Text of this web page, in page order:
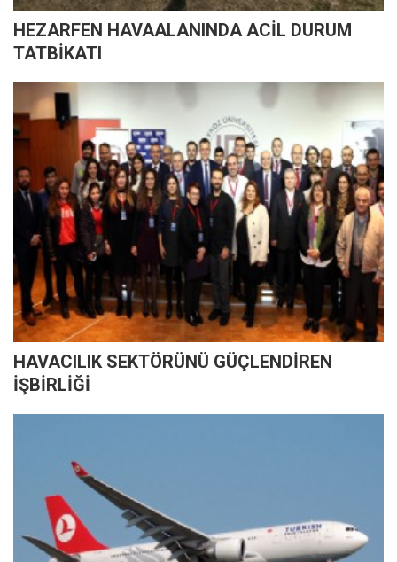
HEZARFEN HAVAALANINDA ACİL DURUM
TATBİKATI
HAVACILIK SEKTÖRÜNÜ GÜÇLENDİREN
İŞBİRLİĞİ